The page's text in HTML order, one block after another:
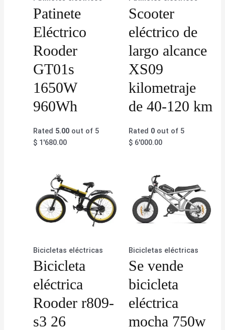
Patinete
Eléctrico
Rooder
GT01s
1650W
960Wh
Rated 5.00 out of 5
$ 1'680.00
Scooter
eléctrico de
largo alcance
XS09
kilometraje
de 40-120 km
Rated 0out of 5
$6'000.00
Bicicletas eléctricas
Bicicleta
eléctrica
Rooder r809-
s3 26
Bicicletas eléctricas
Se vende
bicicleta
eléctrica
mocha 750w